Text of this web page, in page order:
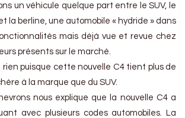
un véhicule quelque part entre le SUV, le
la berline, une automobile « hydride » dans
mais déjà vue et revue chez
présents sur le marché.
rien puisque cette nouvelle C4 tient plus de
à la marque que du SUV.
nous explique que la nouvelle C4 a
avec plusieurs codes automobiles. La